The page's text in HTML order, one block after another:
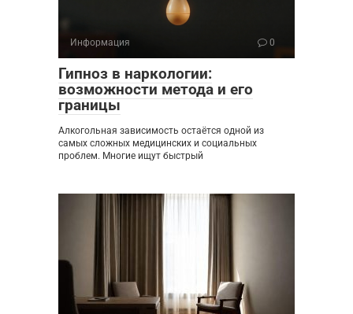
Информация 0
Гипноз в наркологии:
возможности метода и его
границы
Алкогольная зависимость остаётся одной из
самых сложных медицинских и социальных
проблем. Многие ищут быстрый